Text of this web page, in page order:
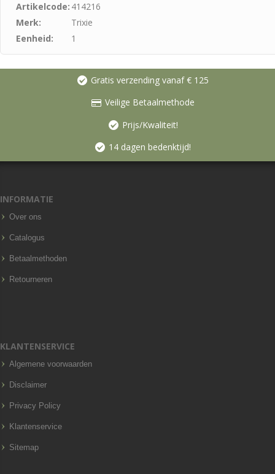
Artikelcode: 414216
Merk:
Trixie
Eenheid:
1
Gratis verzending vanaf € 125
Veilige Betaalmethode
Prijs/Kwaliteit!
14 dagen bedenktijd!
INFORMATIE
Over ons
Catalogus
Betaalmethoden
Retourneren
KLANTENSERVICE
Algemene voorwaarden
Disclaimer
Privacy Policy
Klantenservice
Sitemap